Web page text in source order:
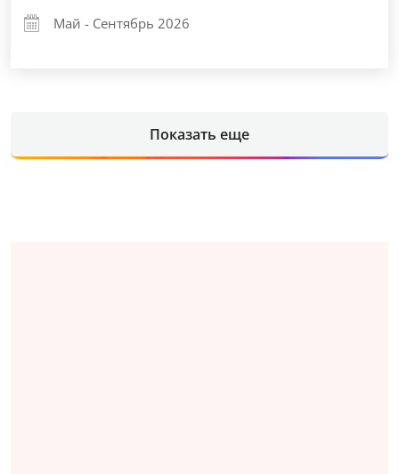
Май - Сентябрь 2026
Показать еще